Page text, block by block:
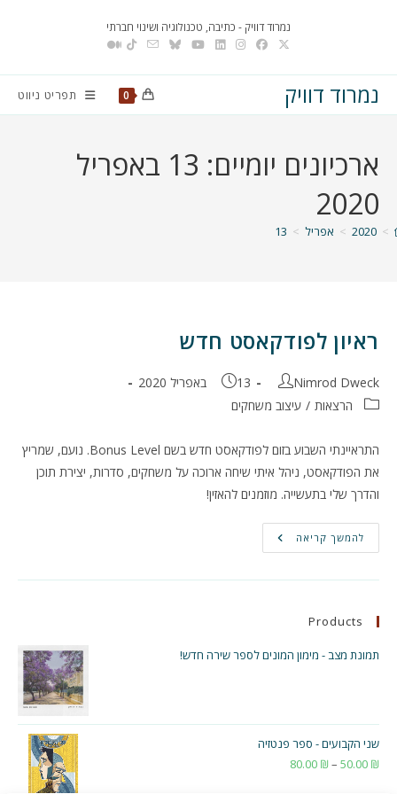
נמרוד דוויק - כתיבה, טכנולוגיה ושינוי חברתי
נמרוד דוויק 0 תפריט ניווט
ארכיונים יומיים: 13 באפריל
2020
>
2020
> אפריל >
13
ראיון לפודקאסט חדש
מחבר:
Nimrod Dweck פורסם:
13 באפריל 2020
קטגוריה:הרצאות / עיצוב משחקים
התראיינתי השבוע בזום לפודקאסט חדש בשם Bonus Level. נועם, שמריץ
את הפודקאסט, ניהל איתי שיחה ארוכה על משחקים, סדרות, יצירת תוכן
והדרך שלי בתעשייה. מוזמנים להאזין!
להמשך קריאה ראיון
לפודקאסט
Products
תמונת מצב - מימון המונים לספר שירה חדש!
שני הקבועים - ספר פנטזיה
50.00 ₪
–
80.00 ₪